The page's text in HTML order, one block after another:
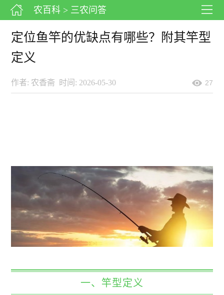
农百科 > 三农问答
定位鱼竿的优缺点有哪些？附其竿型
定义
作者: 农香斋 时间: 2026-05-30 27
一、竿型定义